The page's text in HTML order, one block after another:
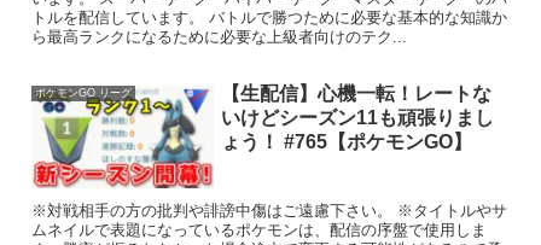
トルを配信しています。 バトルで勝つために必要な基本的な知識か
ら最高ランクになるために必要な上級者向けのテク...
ポケモンGO リーグ
【生配信】心機一転！レートな
いけどシーズン11も頑張りまし
ょう！ #765【ポケモンGO】
※対戦相手の方の批判や誹謗中傷はご遠慮下さい。 ※タイトルやサ
ムネイルで表題になっているポケモンは、配信の序盤で使用しま